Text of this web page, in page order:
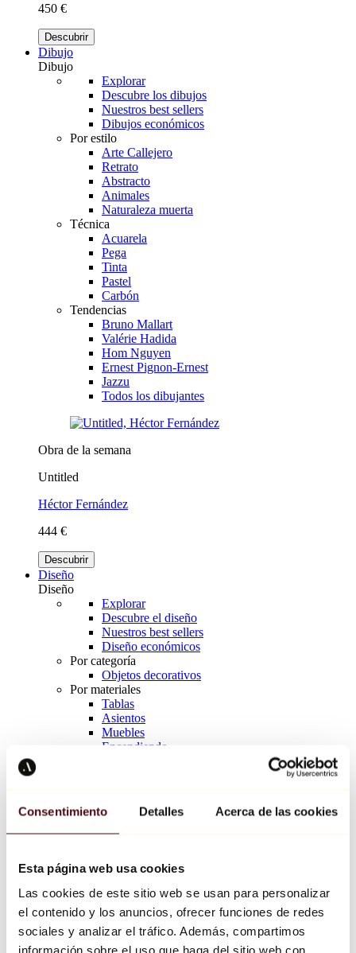
Consentimiento Detalles Acerca de las cookies
Esta página web usa cookies
Las cookies de este sitio web se usan para personalizar
el contenido y los anuncios, ofrecer funciones de redes
sociales y analizar el tráfico. Además, compartimos
información sobre el uso que haga del sitio web con
450 €
Descubrir
Dibujo
Dibujo
Explorar
Descubre los dibujos
Nuestros best sellers
Dibujos económicos
Por estilo
Arte Callejero
Retrato
Abstracto
Animales
Naturaleza muerta
Técnica
Acuarela
Pega
Tinta
Pastel
Carbón
Tendencias
Bruno Mallart
Valérie Hadida
Hom Nguyen
Ernest Pignon-Ernest
Jazzu
Todos los dibujantes
Obra de la semana
Untitled
Héctor Fernández
444 €
Descubrir
Diseño
Diseño
Explorar
Descubre el diseño
Nuestros best sellers
Diseño económicos
Por categoría
Objetos decorativos
Por materiales
Tablas
Asientos
Muebles
Encendiendo
Richard Orlinski
Keith Haring
Jeff Koons
Jean-Michel Basquiat
Todos los diseñadores
Obra de la semana